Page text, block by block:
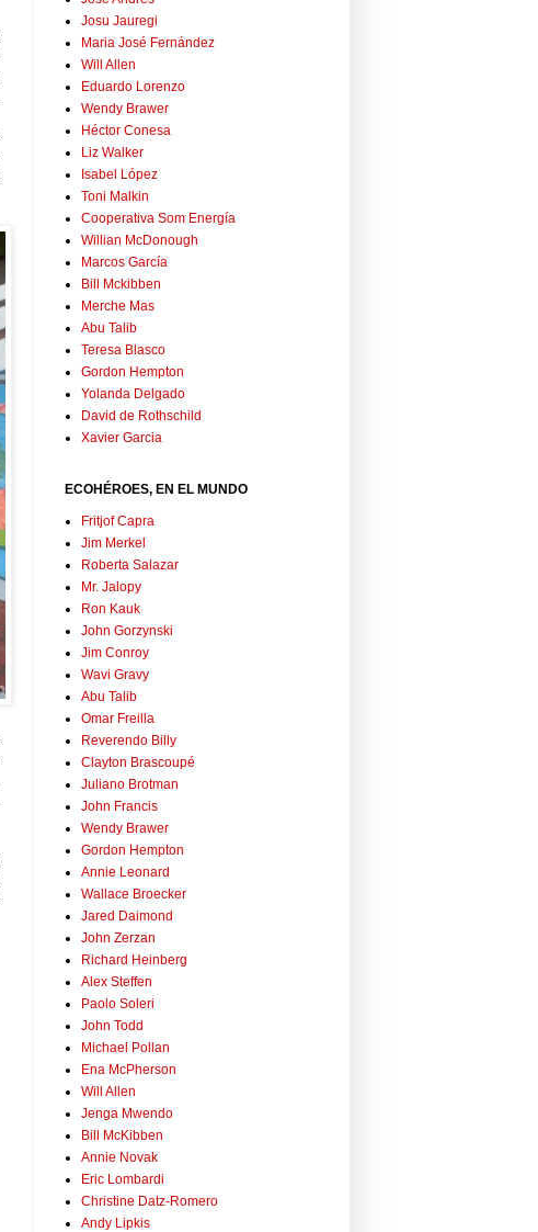
Josu Jauregi
Maria José Fernández
Will Allen
Eduardo Lorenzo
Wendy Brawer
Héctor Conesa
Liz Walker
Isabel López
Toni Malkin
Cooperativa Som Energía
Willian McDonough
Marcos García
Bill Mckibben
Merche Mas
Abu Talib
Teresa Blasco
Gordon Hempton
Yolanda Delgado
David de Rothschild
Xavier Garcia
ECOHÉROES, EN EL MUNDO
Fritjof Capra
Jim Merkel
Roberta Salazar
Mr. Jalopy
Ron Kauk
John Gorzynski
Jim Conroy
Wavi Gravy
Abu Talib
Omar Freilla
Reverendo Billy
Clayton Brascoupé
Juliano Brotman
John Francis
Wendy Brawer
Gordon Hempton
Annie Leonard
Wallace Broecker
Jared Daimond
John Zerzan
Richard Heinberg
Alex Steffen
Paolo Soleri
John Todd
Michael Pollan
Ena McPherson
Will Allen
Jenga Mwendo
Bill McKibben
Annie Novak
Eric Lombardi
Christine Datz-Romero
Andy Lipkis